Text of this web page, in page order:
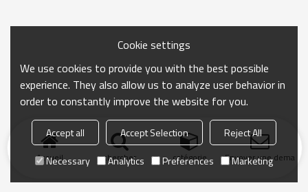
Accueil chercher catégorie Envoyer une
Cookie settings
We use cookies to provide you with the best possible
experience. They also allow us to analyze user behavior in
order to constantly improve the website for you.
Accept all Accept Selection
Reject All
Necessary
Analytics Preferences Marketing